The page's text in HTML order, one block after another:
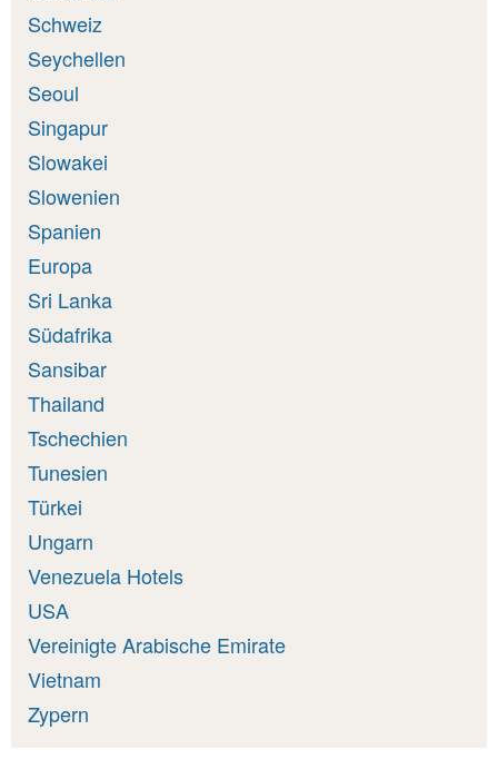
Schweiz
Seychellen
Seoul
Singapur
Slowakei
Slowenien
Spanien
Europa
Sri Lanka
Südafrika
Sansibar
Thailand
Tschechien
Tunesien
Türkei
Ungarn
Venezuela Hotels
USA
Vereinigte Arabische Emirate
Vietnam
Zypern